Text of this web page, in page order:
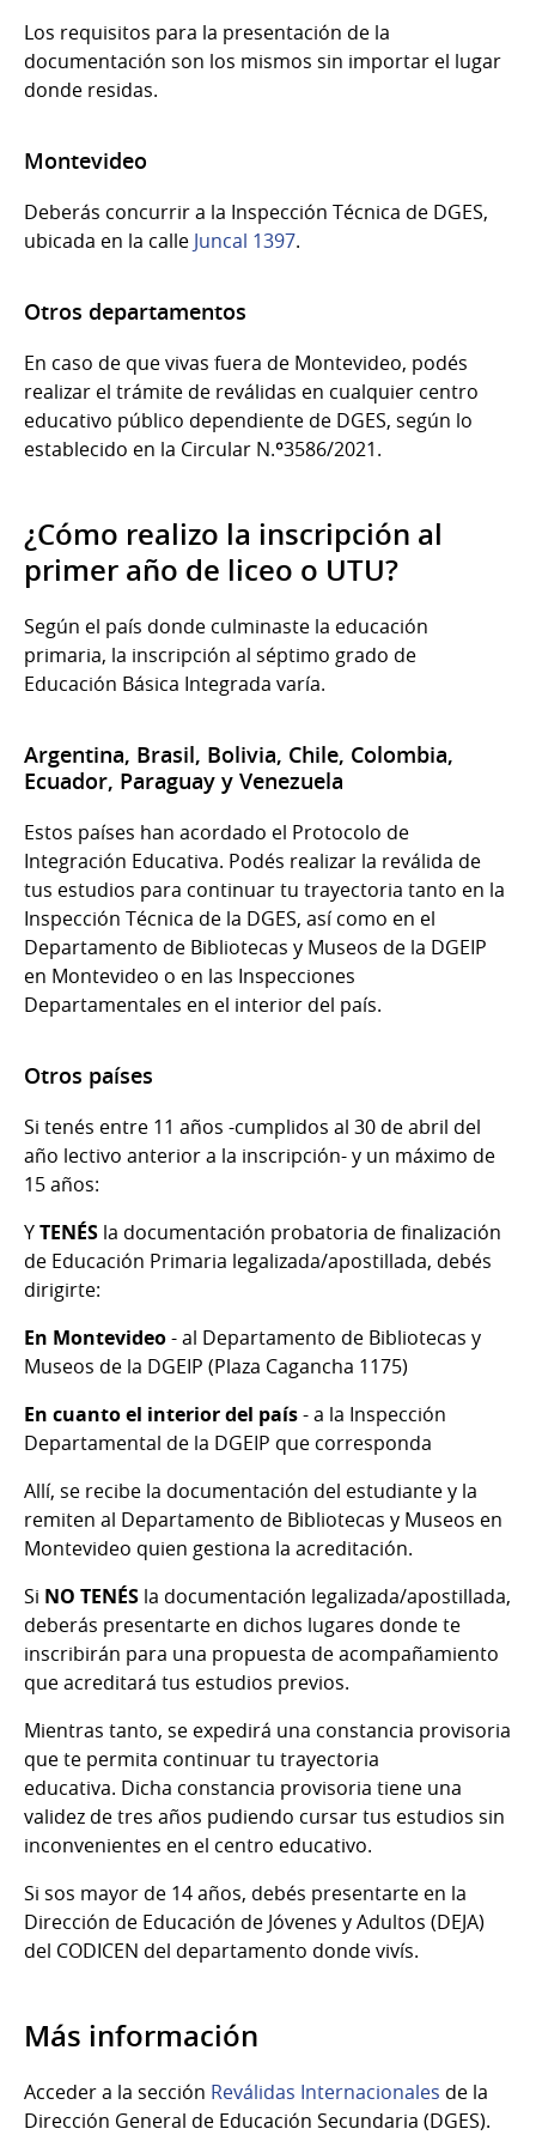
Los requisitos para la presentación de la
documentación son los mismos sin importar el lugar
donde residas.
Montevideo
Deberás concurrir a la Inspección Técnica de DGES,
ubicada en la calle Juncal 1397.
Otros departamentos
En caso de que vivas fuera de Montevideo, podés
realizar el trámite de reválidas en cualquier centro
educativo público dependiente de DGES, según lo
establecido en la Circular N.º3586/2021.
¿Cómo realizo la inscripción al
primer año de liceo o UTU?
Según el país donde culminaste la educación
primaria, la inscripción al séptimo grado de
Educación Básica Integrada varía.
Argentina, Brasil, Bolivia, Chile, Colombia,
Ecuador, Paraguay y Venezuela
Estos países han acordado el Protocolo de
Integración Educativa. Podés realizar la reválida de
tus estudios para continuar tu trayectoria tanto en la
Inspección Técnica de la DGES, así como en el
Departamento de Bibliotecas y Museos de la DGEIP
en Montevideo o en las Inspecciones
Departamentales en el interior del país.
Otros países
Si tenés entre 11 años -cumplidos al 30 de abril del
año lectivo anterior a la inscripción- y un máximo de
15 años:
YTENÉS la documentación probatoria de finalización
de Educación Primaria legalizada/apostillada, debés
dirigirte:
En Montevideo- al Departamento de Bibliotecas y
Museos de la DGEIP (Plaza Cagancha 1175)
En cuanto el interior del país- a la Inspección
Departamental de la DGEIP que corresponda
Allí, se recibe la documentación del estudiante y la
remiten al Departamento de Bibliotecas y Museos en
Montevideo quien gestiona la acreditación.
Si NO TENÉS la documentación legalizada/apostillada,
deberás presentarte en dichos lugares donde te
inscribirán para una propuesta de acompañamiento
que acreditará tus estudios previos.
Mientras tanto, se expedirá una constancia provisoria
que te permita continuar tu trayectoria
educativa. Dicha constancia provisoria tiene una
validez de tres años pudiendo cursar tus estudios sin
inconvenientes en el centro educativo.
Si sos mayor de 14 años, debés presentarte en la
Dirección de Educación de Jóvenes y Adultos (DEJA)
del CODICEN del departamento donde vivís.
Más información
Acceder a la sección Reválidas Internacionales de la
Dirección General de Educación Secundaria (DGES).